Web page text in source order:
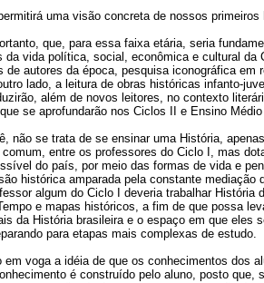
uma visão concreta de nossos primeiros
que, para essa faixa etária, seria
da vida política, social, econômica e cultural da
de autores da época, pesquisa iconográfica em
lado, a leitura de obras históricas infanto-
além de novos leitores, no contexto
se aprofundarão nos Ciclos II e Ensino Médio
não se trata de se ensinar uma História,
comum, entre os professores do Ciclo I, mas
do país, por meio das formas de vida e
histórica amparada pela constante mediação
algum do Ciclo I deveria trabalhar História
e mapas históricos, a fim de que possa
da História brasileira e o espaço em que eles
para etapas mais complexas de estudo.
em voga a idéia de que os conhecimentos dos
é construído pelo aluno, posto que,